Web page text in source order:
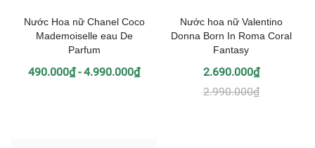
Nước Hoa nữ Chanel Coco
Mademoiselle eau De
Parfum
490.000₫ - 4.990.000₫
Nước hoa nữ Valentino
Donna Born In Roma Coral
Fantasy
2.690.000₫
2.990.000₫